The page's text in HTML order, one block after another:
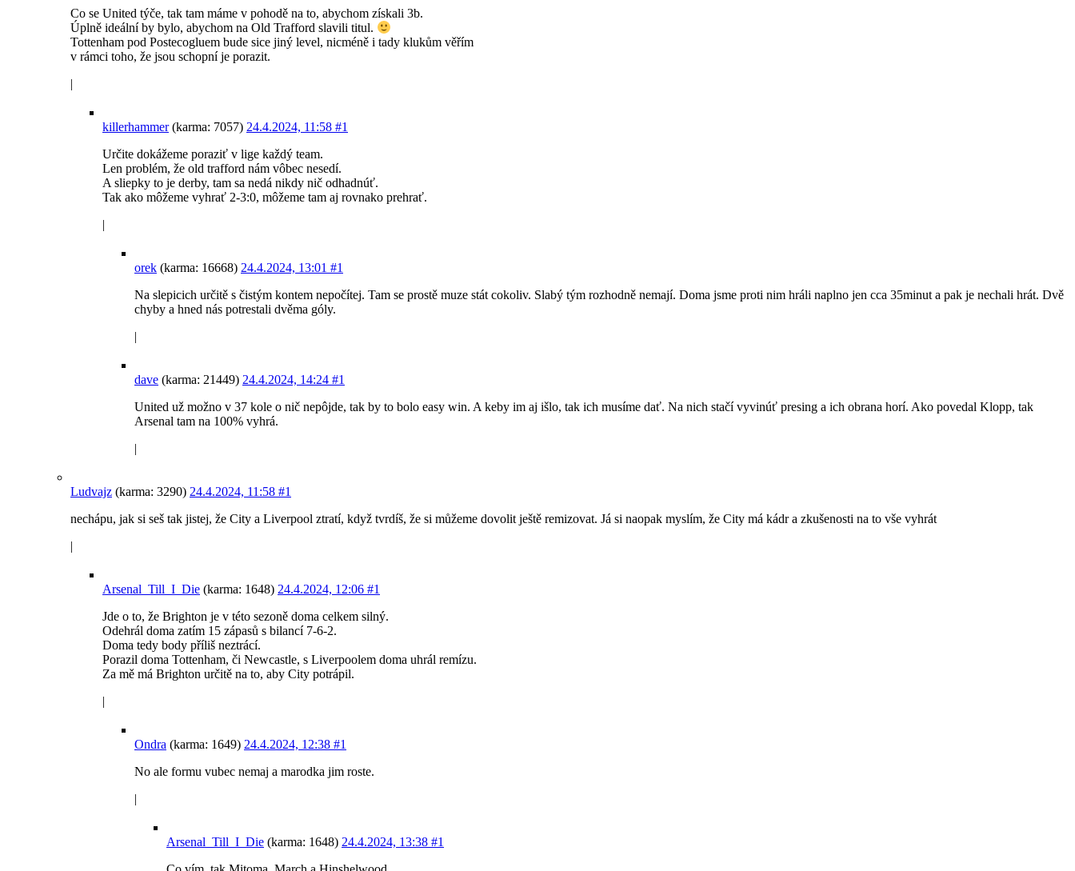
Co se United týče, tak tam máme v pohodě na to, abychom získali 3b.
Úplně ideální by bylo, abychom na Old Trafford slavili titul.
Tottenham pod Postecogluem bude sice jiný level, nicméně i tady klukům věřím
v rámci toho, že jsou schopní je porazit.
|
killerhammer(karma: 7057) 24.4.2024, 11:58 #1
Určite dokážeme poraziť v lige každý team.
Len problém, že old trafford nám vôbec nesedí.
A sliepky to je derby, tam sa nedá nikdy nič odhadnúť.
Tak ako môžeme vyhrať 2-3:0, môžeme tam aj rovnako prehrať.
|
orek (karma: 16668) 24.4.2024, 13:01 #1
Na slepicich určitě s čistým kontem nepočítej. Tam se prostě muze stát cokoliv. Slabý tým rozhodně nemají. Doma jsme proti nim hráli naplno jen cca 35minut a pak je nechali hrát. Dvě
chyby a hned nás potrestali dvěma góly.
|
dave (karma: 21449) 24.4.2024, 14:24 #1
United už možno v 37 kole o nič nepôjde, tak by to bolo easy win. A keby im aj išlo, tak ich musíme dať. Na nich stačí vyvinúť presing a ich obrana horí. Ako povedal Klopp, tak
Arsenal tam na 100% vyhrá.
|
Ludvajz (karma: 3290) 24.4.2024, 11:58 #1
nechápu, jak si seš tak jistej, že City a Liverpool ztratí, když tvrdíš, že si můžeme dovolit ještě remizovat. Já si naopak myslím, že City má kádr a zkušenosti na to vše vyhrát
|
Arsenal_Till_I_Die (karma: 1648) 24.4.2024, 12:06 #1
Jde o to, že Brighton je v této sezoně doma celkem silný.
Odehrál doma zatím 15 zápasů s bilancí 7-6-2.
Doma tedy body příliš neztrácí.
Porazil doma Tottenham, či Newcastle, s Liverpoolem doma uhrál remízu.
Za mě má Brighton určitě na to, aby City potrápil.
|
Ondra (karma: 1649) 24.4.2024, 12:38 #1
No ale formu vubec nemaj a marodka jim roste.
|
Arsenal_Till_I_Die (karma: 1648) 24.4.2024, 13:38 #1